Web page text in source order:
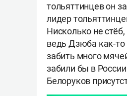
тольяттинцев он
лидер
Нисколько не
ведь Дзюба как-
забить много
забили бы в
Белоруков